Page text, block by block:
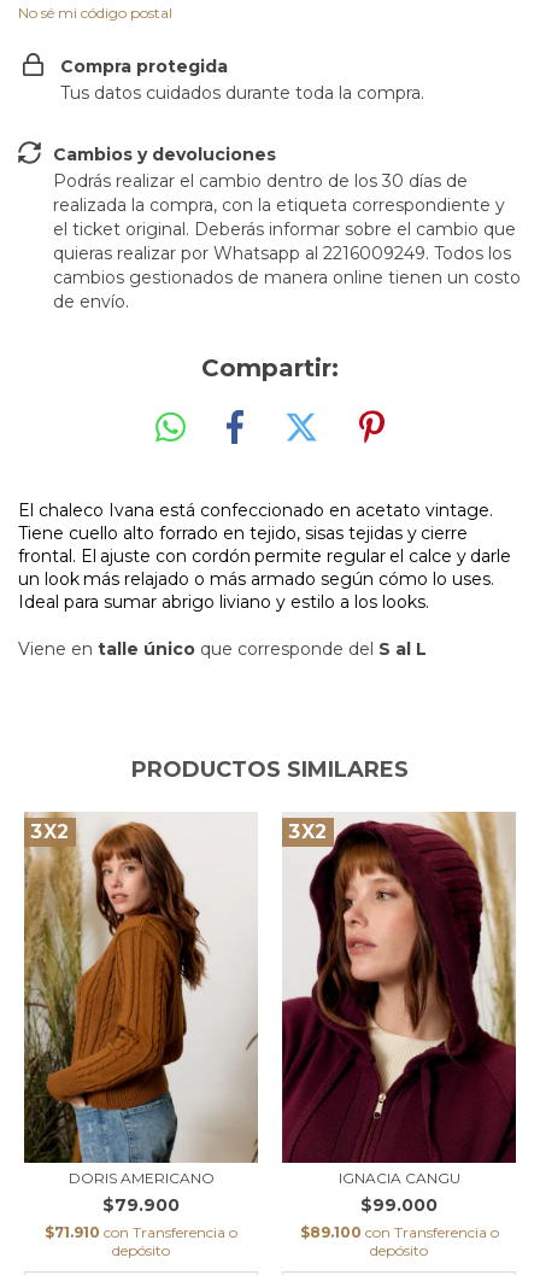
No sé mi código postal
Compra protegida
Tus datos cuidados durante toda la compra.
Cambios y devoluciones
Podrás realizar el cambio dentro de los 30 días de
realizada la compra, con la etiqueta correspondiente y
el ticket original. Deberás informar sobre el cambio que
quieras realizar por Whatsapp al 2216009249. Todos los
cambios gestionados de manera online tienen un costo
de envío.
Compartir:
El chaleco Ivana está confeccionado en acetato vintage.
Tiene cuello alto forrado en tejido, sisas tejidas y cierre
frontal. El ajuste con cordón permite regular el calce y darle
un look más relajado o más armado según cómo lo uses.
Ideal para sumar abrigo liviano y estilo a los looks.
Viene en talle único que corresponde del S al L
PRODUCTOS SIMILARES
3X2
DORIS AMERICANO
$79.900
$71.910 con Transferencia o
depósito
3X2
IGNACIA CANGU
$99.000
$89.100 con Transferencia o
depósito